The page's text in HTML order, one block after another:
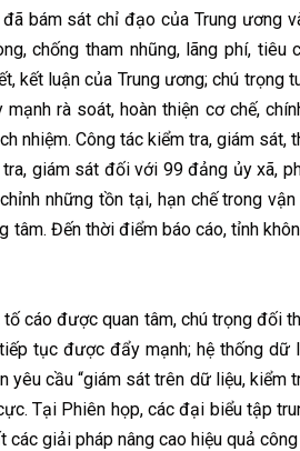
bám sát chỉ đạo của Trung ương
chống tham nhũng, lãng phí, tiêu
kết luận của Trung ương; chú trọng
rà soát, hoàn thiện cơ chế,
nhiệm. Công tác kiểm tra, giám sát,
giám sát đối với 99 đảng ủy xã,
những tồn tại, hạn chế trong
tâm. Đến thời điểm báo cáo, tỉnh
cáo được quan tâm, chú trọng đối
tục được đẩy mạnh; hệ thống
cầu “giám sát trên dữ liệu, kiểm
Tại Phiên họp, các đại biểu tập
giải pháp nâng cao hiệu quả